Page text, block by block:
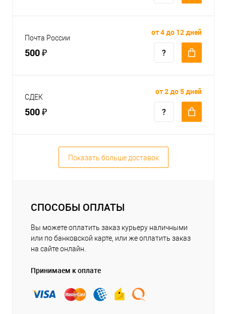
Почта России
500 ₽
от 4 до 12 дней
СДЕК
500 ₽
от 2 до 5 дней
Показать больше доставок
СПОСОБЫ ОПЛАТЫ
Вы можете оплатить заказ курьеру наличными
или по банковской карте, или же оплатить заказ
на сайте онлайн.
Принимаем к оплате